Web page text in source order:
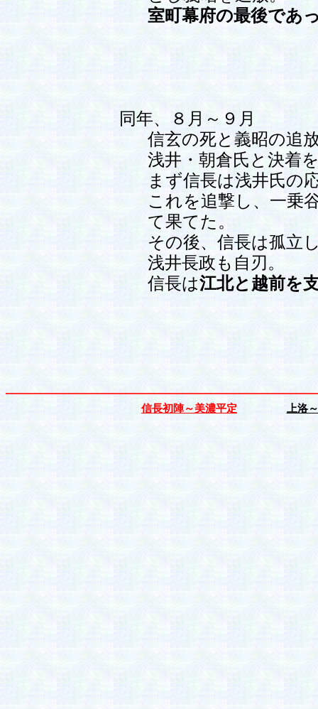
室町幕府の最後であ
同年、８月～９月
信玄の死と義昭の追
浅井・朝倉氏と決着
まず信長は浅井氏の
これを追撃し、一乗
て果てた。
その後、信長は孤立
浅井長政も自刃。
信長は江北と越前を
信長初陣～美濃平定 上洛